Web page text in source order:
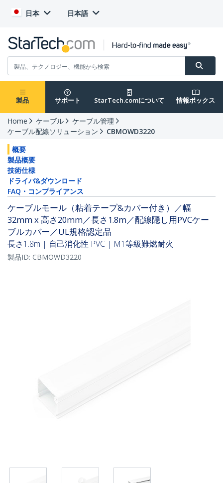
日本 日本語
製品 サポート StarTech.comについて 情報ボックス
Home ケーブル
ケーブル管理
ケーブル配線ソリューション
CBMOWD3220
概要
製品概要
技術仕様
ドライバ&ダウンロード
FAQ・コンプライアンス
ケーブルモール（粘着テープ&カバー付き）／幅
32mm x 高さ20mm／長さ1.8m／配線隠し用PVCケー
ブルカバー／UL規格認定品
長さ1.8m | 自己消化性 PVC | M1等級難燃耐火
製品ID: CBMOWD3220